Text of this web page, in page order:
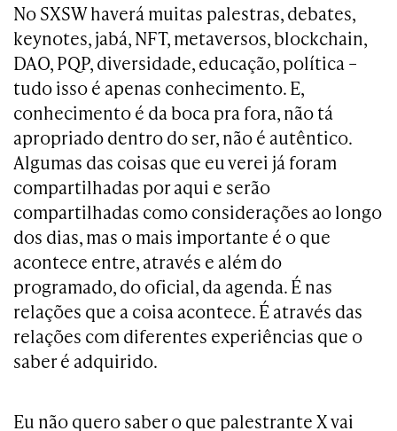
No SXSW haverá muitas palestras, debates,
keynotes, jabá, NFT, metaversos, blockchain,
DAO, PQP, diversidade, educação, política –
tudo isso é apenas conhecimento. E,
conhecimento é da boca pra fora, não tá
apropriado dentro do ser, não é autêntico.
Algumas das coisas que eu verei já foram
compartilhadas por aqui e serão
compartilhadas como considerações ao longo
dos dias, mas o mais importante é o que
acontece entre, através e além do
programado, do oficial, da agenda. É nas
relações que a coisa acontece. É através das
relações com diferentes experiências que o
saber é adquirido.
Eu não quero saber o que palestrante X vai